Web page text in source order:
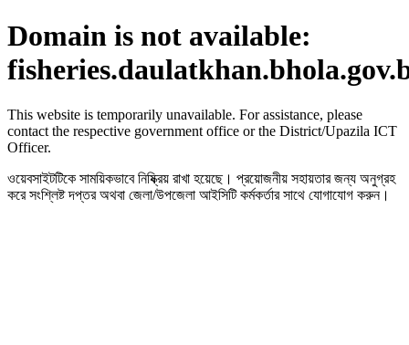
Domain is not available:
This website is temporarily unavailable. For assistance, please
contact the respective government office or the District/Upazila ICT
Officer.
ওয়েবসাইটটিকে সাময়িকভাবে নিষ্ক্রিয় রাখা হয়েছে। প্রয়োজনীয় সহায়তার জন্য অনুগ্রহ
করে সংশ্লিষ্ট দপ্তর অথবা জেলা/উপজেলা আইসিটি কর্মকর্তার সাথে যোগাযোগ করুন।